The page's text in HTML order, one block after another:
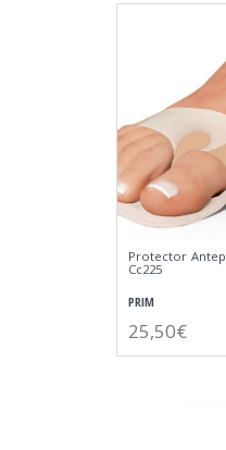
Protector
Cc225
PRIM
25,50€